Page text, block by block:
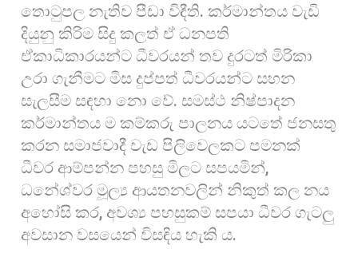
තොටුපල නැතිව පීඩා විඳීති. කර්මාන්තය වැඩි
දියුනු කිරිම සිදු කලත් ඒ ධනපති
ඒකාධිකාරයන්ට ධීවරයන් තව දුරටත් මිරිකා
උරා ගැනීමට මිස දුප්පත් ධීවරයන්ට සහන
සැලසීම සඳහා නො වේ. සමස්ථ නිෂ්පාදන
කර්මාන්තය ම කම්කරු පාලනය යටතේ ජනසතු
කරන සමාජවාදී වැඩ පිලිවෙලකට පමනක්
ධීවර ආම්පන්න පහසු මිලට සපයමින්,
ධනේශ්වර මූල්‍ය ආයතනවලින් නිකුත් කල නය
අහෝසි කර, අවශ්‍ය පහසුකම් සපයා ධීවර ගැටලු
අවසාන වසයෙන් විසඳිය හැකි ය.